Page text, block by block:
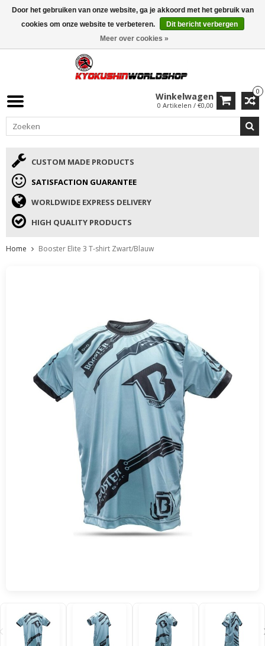
ISAMU SUMMER DEALS• 10% Korting + cadeau vanaf €169 →
0
Winkelwagen
0 Artikelen / €0,00
CUSTOM MADE PRODUCTS
SATISFACTION GUARANTEE
WORLDWIDE EXPRESS DELIVERY
HIGH QUALITY PRODUCTS
Home Booster Elite 3 T-shirt Zwart/Blauw
Door het gebruiken van onze website, ga je akkoord met het gebruik van
cookies om onze website te verbeteren.
Dit bericht verbergen
Meer over cookies »